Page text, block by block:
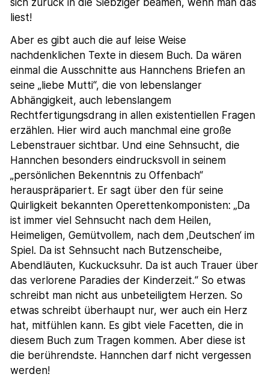
liest!
Aber es gibt auch die auf leise Weise
nachdenklichen Texte in diesem Buch. Da wären
einmal die Ausschnitte aus Hannchens Briefen an
seine „liebe Mutti“, die von lebenslanger
Abhängigkeit, auch lebenslangem
Rechtfertigungsdrang in allen existentiellen Fragen
erzählen. Hier wird auch manchmal eine große
Lebenstrauer sichtbar. Und eine Sehnsucht, die
Hannchen besonders eindrucksvoll in seinem
„persönlichen Bekenntnis zu Offenbach“
herauspräpariert. Er sagt über den für seine
Quirligkeit bekannten Operettenkomponisten: „Da
ist immer viel Sehnsucht nach dem Heilen,
Heimeligen, Gemütvollem, nach dem ‚Deutschen‘ im
Spiel. Da ist Sehnsucht nach Butzenscheibe,
Abendläuten, Kuckucksuhr. Da ist auch Trauer über
das verlorene Paradies der Kinderzeit.“ So etwas
schreibt man nicht aus unbeteiligtem Herzen. So
etwas schreibt überhaupt nur, wer auch ein Herz
hat, mitfühlen kann. Es gibt viele Facetten, die in
diesem Buch zum Tragen kommen. Aber diese ist
die berührendste. Hannchen darf nicht vergessen
werden!